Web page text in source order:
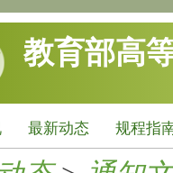
教育部高
最新动态 规程指